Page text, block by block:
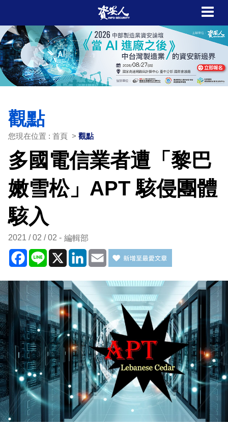
觀點
您現在位置 : 首頁 > 觀點
多國電信業者遭「黎巴
嫩雪松」APT 駭侵團體
駭入
2021 / 02 / 02 編輯部
Facebook
Line X LinkedIn
Email